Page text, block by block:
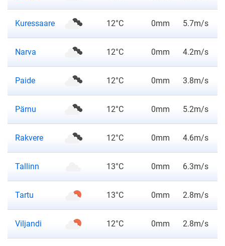
Kuressaareilmateade 12°C 0mm 5.7m/s
Narva 12°C 0mm 4.2m/s
Paideilmateade 12°C 0mm 3.8m/s
Pärnu 12°C 0mm 5.2m/s
Rakvereilmateade 12°C 0mm 4.6m/s
Tallinn 13°C 0mm 6.3m/s
Tartu 13°C 0mm 2.8m/s
Viljandi ilmateade 12°C 0mm 2.8m/s